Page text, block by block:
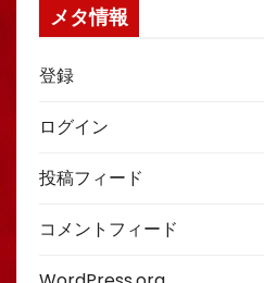
メタ情報
登録
ログイン
投稿フィード
コメントフィード